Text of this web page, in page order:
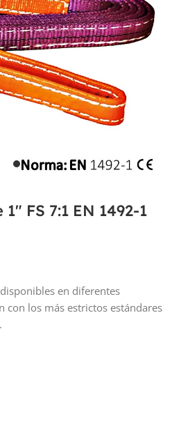
FS 7:1 EN 1492-1
en diferentes
con los más estrictos estándares